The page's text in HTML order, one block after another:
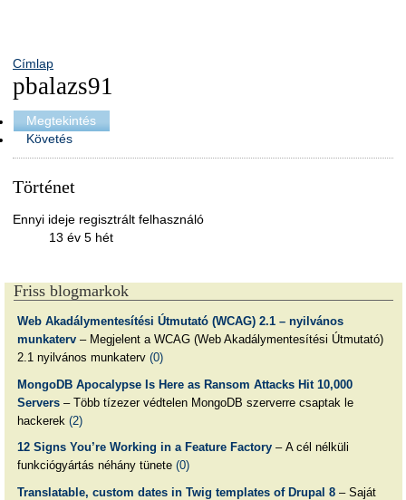
Címlap
pbalazs91
Megtekintés
Követés
Történet
Ennyi ideje regisztrált felhasználó
13 év 5 hét
Friss blogmarkok
Web Akadálymentesítési Útmutató (WCAG) 2.1 – nyilvános
munkaterv– Megjelent a WCAG (Web Akadálymentesítési Útmutató)
2.1 nyilvános munkaterv (0)
MongoDB Apocalypse Is Here as Ransom Attacks Hit 10,000
Servers– Több tízezer védtelen MongoDB szerverre csaptak le
hackerek (2)
12 Signs You’re Working in a Feature Factory– A cél nélküli
funkciógyártás néhány tünete (0)
Translatable, custom dates in Twig templates of Drupal 8– Saját